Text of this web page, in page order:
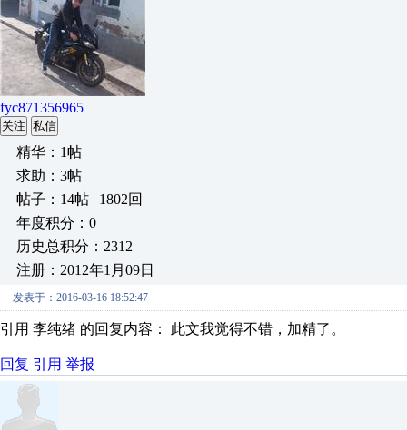
fyc871356965
关注 私信
精华：1帖
求助：3帖
帖子：14帖 | 1802回
年度积分：0
历史总积分：2312
注册：2012年1月09日
发表于：2016-03-16 18:52:47
引用 李纯绪 的回复内容： 此文我觉得不错，加精了。
回复 引用 举报